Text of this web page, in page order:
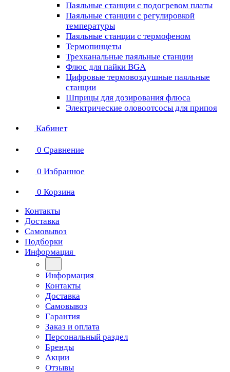
Паяльные станции с подогревом платы
Паяльные станции с регулировкой
температуры
Паяльные станции с термофеном
Термопинцеты
Трехканальные паяльные станции
Флюс для пайки BGA
Цифровые термовоздушные паяльные
станции
Шприцы для дозирования флюса
Электрические оловоотсосы для припоя
Кабинет
0 Сравнение
0 Избранное
0 Корзина
Контакты
Доставка
Самовывоз
Подборки
Информация
Информация
Контакты
Доставка
Самовывоз
Гарантия
Заказ и оплата
Персональный раздел
Бренды
Акции
Отзывы